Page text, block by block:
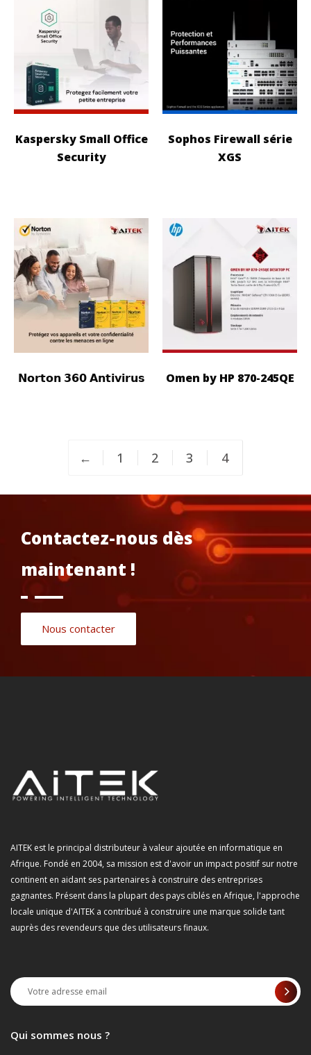
Kaspersky Small Office
Security
Sophos Firewall série
XGS
𝗡𝗼𝗿𝘁𝗼𝗻 𝟯𝟲𝟬 𝗔𝗻𝘁𝗶𝘃𝗶𝗿𝘂𝘀 Omen by HP 870-245QE
← 1 2 3 4
Contactez-nous dès
maintenant !
Nous contacter
AITEK est le principal distributeur à valeur ajoutée en informatique en
Afrique. Fondé en 2004, sa mission est d'avoir un impact positif sur notre
continent en aidant ses partenaires à construire des entreprises
gagnantes. Présent dans la plupart des pays ciblés en Afrique, l'approche
locale unique d'AITEK a contribué à construire une marque solide tant
auprès des revendeurs que des utilisateurs finaux.
Qui sommes nous ?